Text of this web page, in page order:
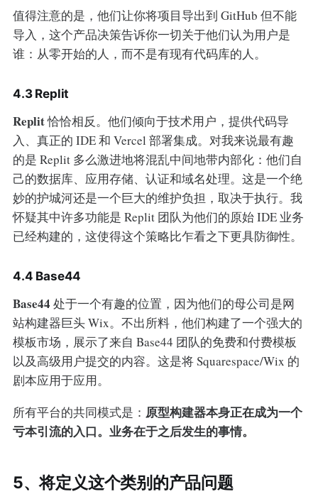
值得注意的是，他们让你将项目导出到 GitHub 但不能
导入，这个产品决策告诉你一切关于他们认为用户是
谁：从零开始的人，而不是有现有代码库的人。
4.3 Replit
Replit恰恰相反。他们倾向于技术用户，提供代码导
入、真正的 IDE 和 Vercel 部署集成。对我来说最有趣
的是 Replit 多么激进地将混乱中间地带内部化：他们自
己的数据库、应用存储、认证和域名处理。这是一个绝
妙的护城河还是一个巨大的维护负担，取决于执行。我
怀疑其中许多功能是 Replit 团队为他们的原始 IDE 业务
已经构建的，这使得这个策略比乍看之下更具防御性。
4.4 Base44
Base44 处于一个有趣的位置，因为他们的母公司是网
站构建器巨头 Wix。不出所料，他们构建了一个强大的
模板市场，展示了来自 Base44 团队的免费和付费模板
以及高级用户提交的内容。这是将 Squarespace/Wix 的
剧本应用于应用。
所有平台的共同模式是： 原型构建器本身正在成为一个
亏本引流的入口。业务在于之后发生的事情。
5、将定义这个类别的产品问题